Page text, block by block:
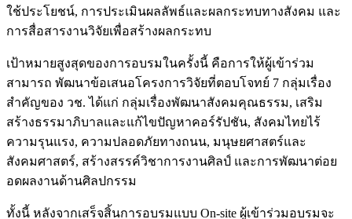
ใช้ประโยชน์, การประเมินผลลัพธ์และผลกระทบทางสังคม และ
การสื่อสารงานวิจัยเพื่อสร้างผลกระทบ
เป้าหมายสูงสุดของการอบรมในครั้งนี้ คือการให้ผู้เข้าร่วม
สามารถ พัฒนาข้อเสนอโครงการวิจัยที่ตอบโจทย์ 7 กลุ่มเรื่อง
สำคัญของ วช. ได้แก่ กลุ่มเรื่องพัฒนาสังคมคุณธรรม, เสริม
สร้างธรรมาภิบาลและแก้ไขปัญหาคอร์รัปชัน, สังคมไทยไร้
ความรุนแรง, ความปลอดภัยทางถนน, มนุษยศาสตร์และ
สังคมศาสตร์, สร้างสรรค์วิชาการงานศิลป์ และการพัฒนาต่อย
อดผลงานด้านศิลปกรรม
ทั้งนี้ หลังจากเสร็จสิ้นการอบรมแบบ On-site ผู้เข้าร่วมอบรมจะ